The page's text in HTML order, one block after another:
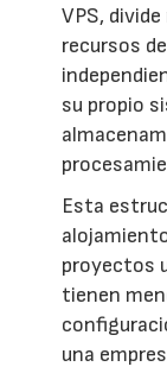
VPS,
recursos
su propio
Esta
proyectos
tienen
una